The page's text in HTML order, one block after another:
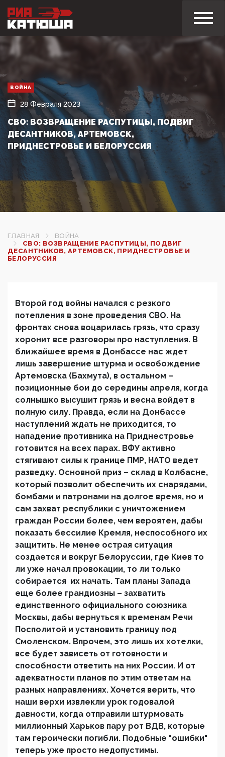
ВОЙНА
28 Февраля 2023
СВО: ВОЗВРАЩЕНИЕ РАСПУТИЦЫ, ПОДВИГ
ДЕСАНТНИКОВ, АРТЕМОВСК,
ПРИДНЕСТРОВЬЕ И БЕЛОРУССИЯ
ГЛАВНАЯ
ВОЙНА
СВО: ВОЗВРАЩЕНИЕ РАСПУТИЦЫ, ПОДВИГ
ДЕСАНТНИКОВ, АРТЕМОВСК, ПРИДНЕСТРОВЬЕ И
БЕЛОРУССИЯ
Второй год войны начался с резкого
потепления в зоне проведения СВО. На
фронтах снова воцарилась грязь, что сразу
хоронит все разговоры про наступления. В
ближайшее время в Донбассе нас ждет
лишь завершение штурма и освобождение
Артемовска (Бахмута), в остальном –
позиционные бои до середины апреля, когда
солнышко высушит грязь и весна войдет в
полную силу. Правда, если на Донбассе
наступлений ждать не приходится, то
нападение противника на Приднестровье
готовится на всех парах. ВФУ активно
стягивают силы к границе ПМР, НАТО ведет
разведку. Основной приз – склад в Колбасне,
который позволит обеспечить их снарядами,
бомбами и патронами на долгое время, но и
сам захват республики с уничтожением
граждан России более, чем вероятен, дабы
показать бессилие Кремля, неспособного их
защитить. Не менее острая ситуация
создается и вокруг Белоруссии, где Киев то
ли уже начал провокации, то ли только
собирается их начать. Там планы Запада
еще более грандиозны – захватить
единственного официального союзника
Москвы, дабы вернуться к временам Речи
Посполитой и установить границу под
Смоленском. Впрочем, это лишь их хотелки,
все будет зависеть от готовности и
способности ответить на них России. И от
адекватности планов по этим ответам на
разных направлениях. Хочется верить, что
наши верхи извлекли урок годовалой
давности, когда отправили штурмовать
миллионный Харьков пару рот ВДВ, которые
там героически погибли. Подобные "ошибки"
теперь уже просто недопустимы.